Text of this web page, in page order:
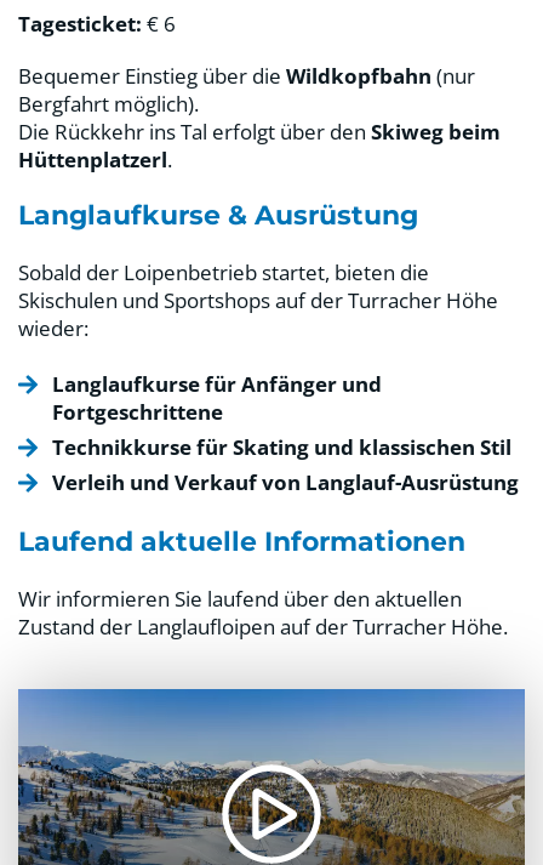
Tagesticket: € 6
Bequemer Einstieg über die Wildkopfbahn (nur
Bergfahrt möglich).
Die Rückkehr ins Tal erfolgt über den Skiweg beim
Hüttenplatzerl.
Langlaufkurse & Ausrüstung
Sobald der Loipenbetrieb startet, bieten die
Skischulen und Sportshops auf der Turracher Höhe
wieder:
Langlaufkurse für Anfänger und
Fortgeschrittene
Technikkurse für Skating und klassischen Stil
Verleih und Verkauf von Langlauf-Ausrüstung
Laufend aktuelle Informationen
Wir informieren Sie laufend über den aktuellen
Zustand der Langlaufloipen auf der Turracher Höhe.